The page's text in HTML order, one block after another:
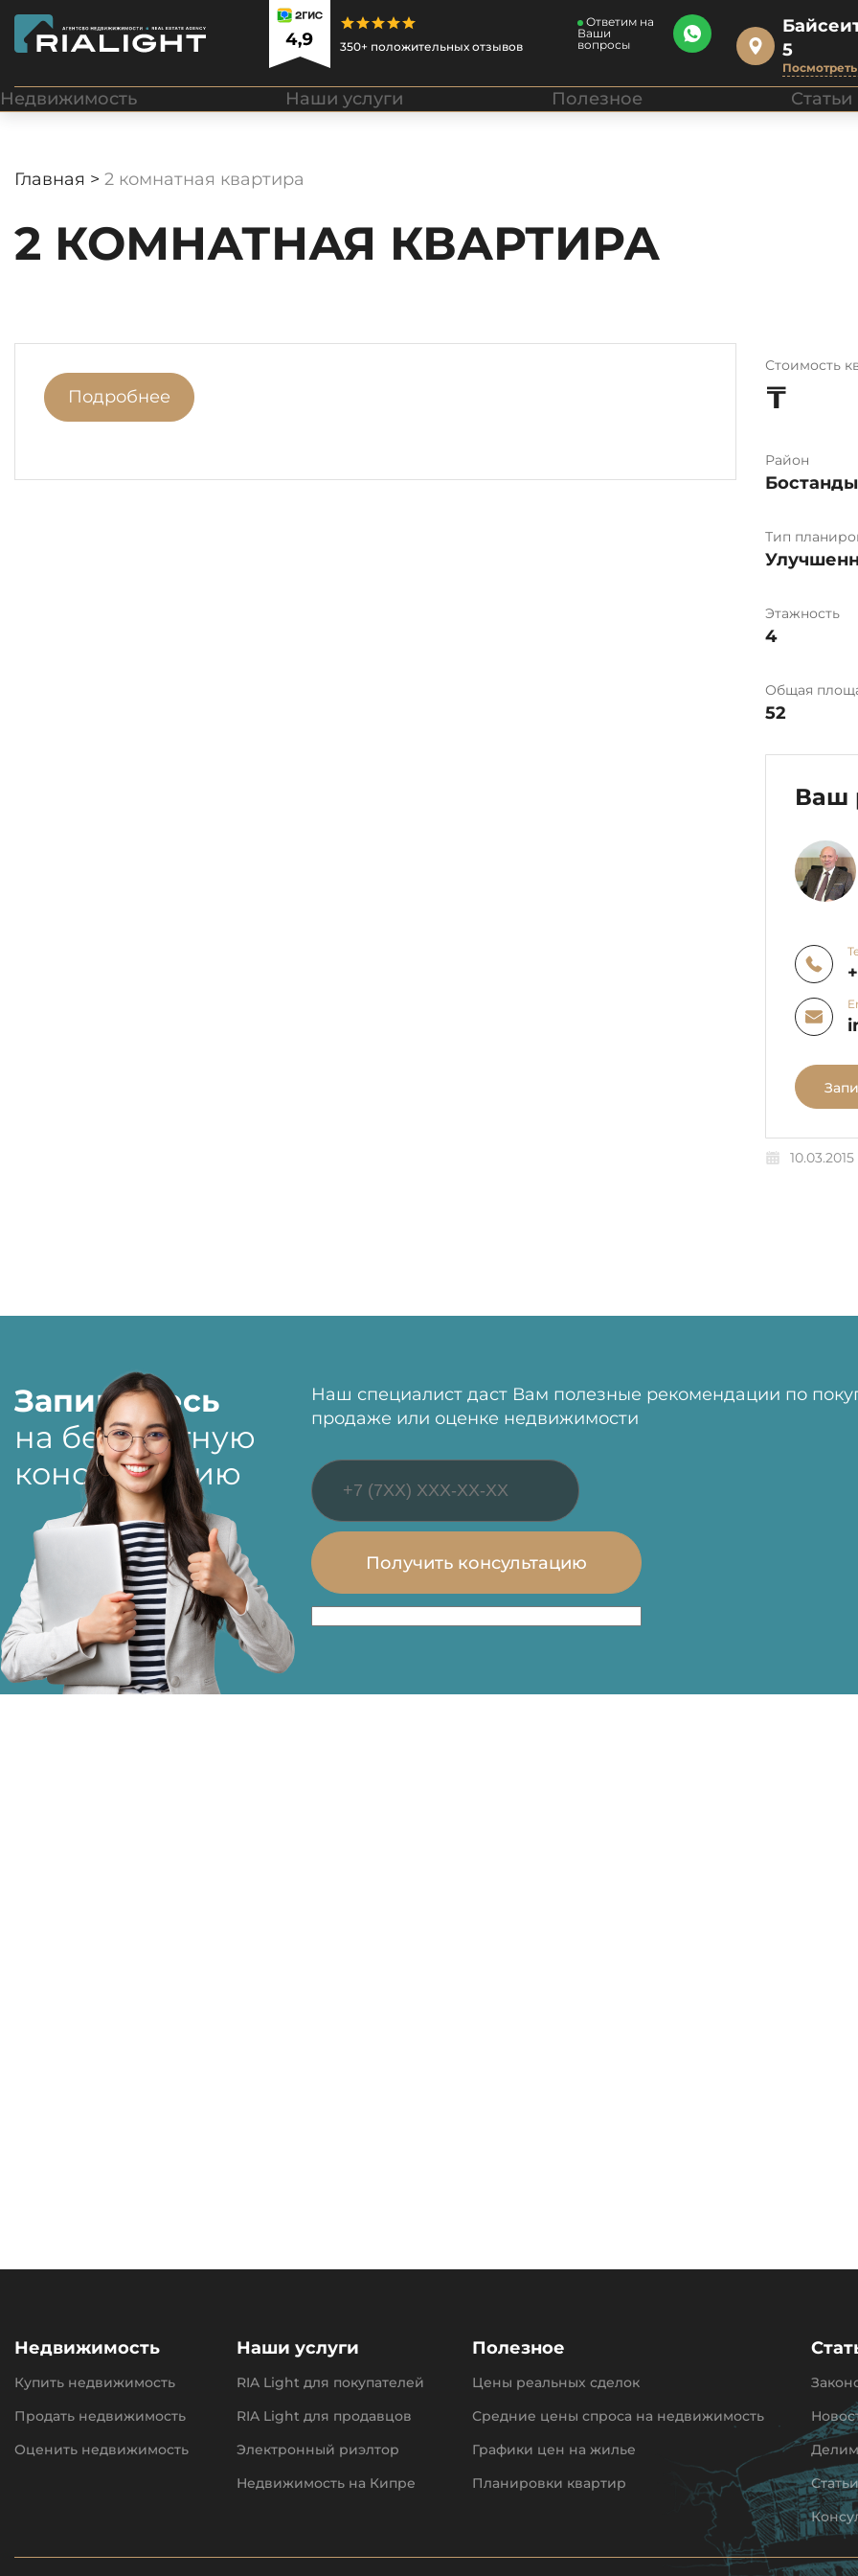
350+ положительных отзывов
Ответим на
Ваши
вопросы
5
Недвижимость Наши услуги Полезное Статьи
Главная > 2 комнатная квартира
2 КОМНАТНАЯ КВАРТИРА
Подробнее
Стоимость
₸
Район
Тип
Этажность
4
Общая
52
Ваш
10.03.2015
Запишитесь
на бесплатную
консультацию
Наш специалист даст Вам полезные рекомендации по
продаже или оценке недвижимости
Недвижимость
Купить недвижимость
Продать недвижимость
Оценить недвижимость
Наши услуги
RIA Light для покупателей
RIA Light для продавцов
Электронный риэлтор
Недвижимость на Кипре
Полезное
Цены реальных сделок
Средние цены спроса на недвижимость
Графики цен на жилье
Планировки квартир